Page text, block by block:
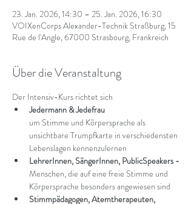
23. Jan. 2026, 14:30 – 25. Jan. 2026, 16:30
VOIXenCorps Alexander-Technik Straßburg, 15
Rue de l'Angle, 67000 Strasbourg, Frankreich
Über die Veranstaltung
Der Intensiv-Kurs richtet sich
Jedermann & Jedefrau
um Stimme und Körpersprache als
unsichtbare Trumpfkarte in verschiedensten
Lebenslagen kennenzulernen
LehrerInnen, SängerInnen, PublicSpeakers -
Menschen, die auf eine freie Stimme und
Körpersprache besonders angewiesen sind
Stimmpädagogen, Atemtherapeuten,